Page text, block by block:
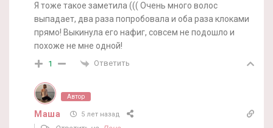
Я тоже такое заметила ((( Очень много волос
выпадает, два раза попробовала и оба раза клоками
прямо! Выкинула его нафиг, совсем не подошло и
похоже не мне одной!
1 Ответить
Автор
Маша 5 лет назад